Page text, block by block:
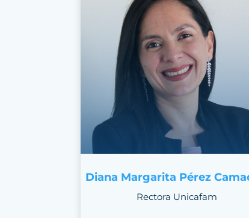
Diana Margarita Pérez
Rectora Unicafam